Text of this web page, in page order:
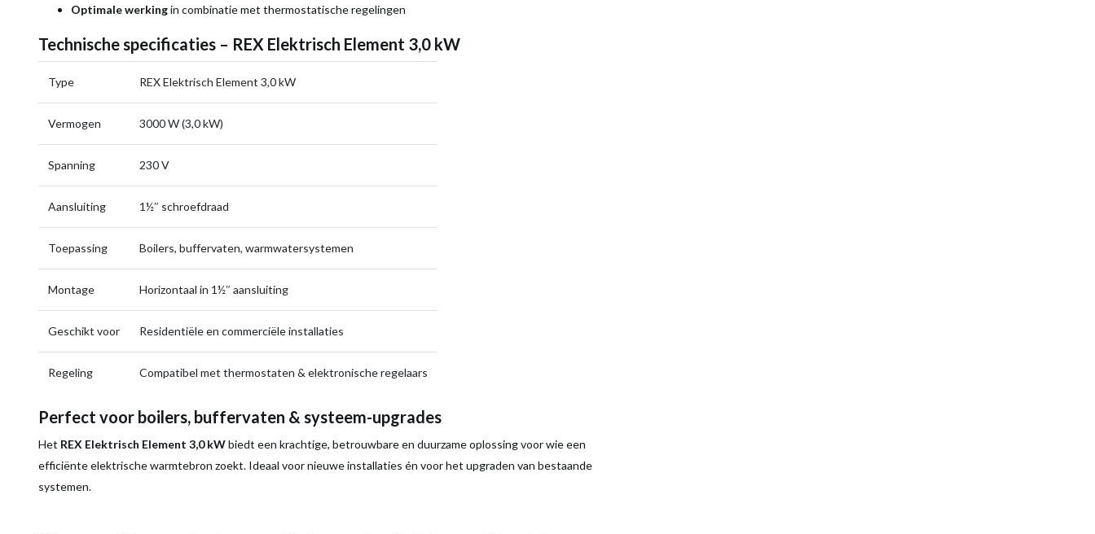
Optimale werkingin combinatie met thermostatische regelingen
Technische specificaties – REX Elektrisch Element 3,0 kW
Type REX Elektrisch Element 3,0 kW
Vermogen 3000 W (3,0 kW)
Spanning 230 V
Aansluiting 1½″ schroefdraad
Toepassing Boilers, buffervaten, warmwatersystemen
Montage Horizontaal in 1½″ aansluiting
Geschikt voor Residentiële en commerciële installaties
Regeling Compatibel met thermostaten & elektronische regelaars
Perfect voor boilers, buffervaten & systeem-upgrades
Het REX Elektrisch Element 3,0 kWbiedt een krachtige, betrouwbare en duurzame oplossing voor wie een
efficiënte elektrische warmtebron zoekt. Ideaal voor nieuwe installaties én voor het upgraden van bestaande
systemen.